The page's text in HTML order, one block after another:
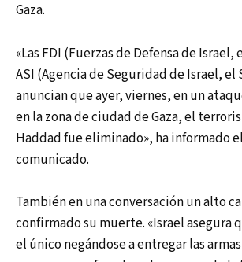
Gaza.
«Las FDI (Fuerzas de Defensa de
ASI (Agencia de Seguridad de Israel, el
anuncian que ayer, viernes, en un
en la zona de ciudad de Gaza, el
Haddad fue eliminado», ha informado
comunicado.
También en una conversación un alto
confirmado su muerte. «Israel asegura
el único negándose a entregar las